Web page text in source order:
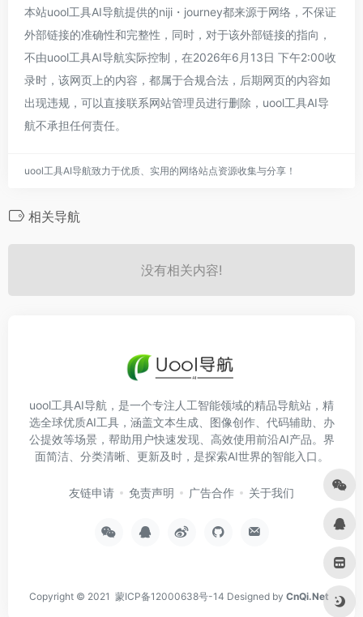
本站uool工具AI导航提供的niji・journey都来源于网络，不保证
外部链接的准确性和完整性，同时，对于该外部链接的指向，
不由uool工具AI导航实际控制，在2026年6月13日 下午2:00收
录时，该网页上的内容，都属于合规合法，后期网页的内容如
出现违规，可以直接联系网站管理员进行删除，uool工具AI导
航不承担任何责任。
uool工具AI导航致力于优质、实用的网络站点资源收集与分享！
相关导航
没有相关内容!
uool工具AI导航，是一个专注人工智能领域的精品导航站，精
选全球优质AI工具，涵盖文本生成、图像创作、代码辅助、办
公提效等场景，帮助用户快速发现、高效使用前沿AI产品。界
面简洁、分类清晰、更新及时，是探索AI世界的智能入口。
友链申请 免责声明 广告合作 关于我们
Copyright © 2021 蒙ICP备12000638号-14 Designed by CnQi.Net